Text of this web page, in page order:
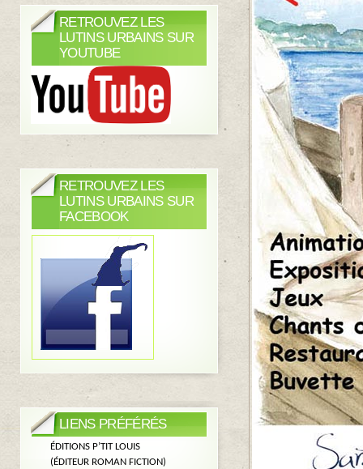
RETROUVEZ LES
LUTINS URBAINS SUR
YOUTUBE
RETROUVEZ LES
LUTINS URBAINS SUR
FACEBOOK
LIENS PRÉFÉRÉS
ÉDITIONS P’TIT LOUIS
(ÉDITEUR ROMAN FICTION)